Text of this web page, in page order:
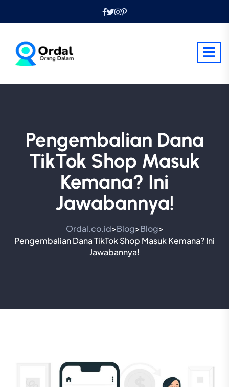
Pengembalian Dana
TikTok Shop Masuk
Kemana? Ini
Jawabannya!
Ordal.co.id>Blog>Blog>
Pengembalian Dana TikTok Shop Masuk Kemana? Ini
Jawabannya!